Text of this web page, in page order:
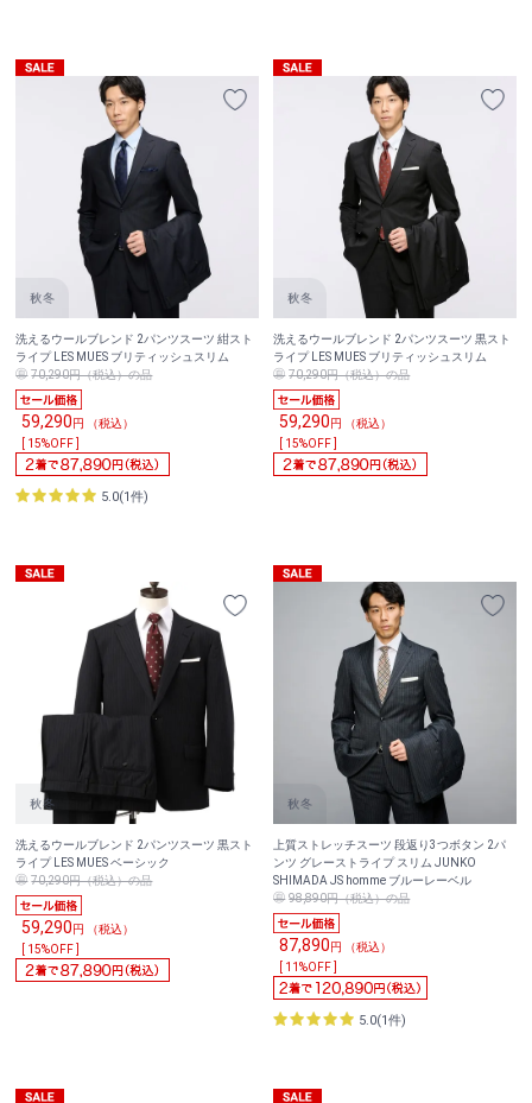
洗えるウールブレンド 2パンツスーツ 紺スト
ライプ LES MUES ブリティッシュスリム
70,290円（税込）の品
59,290円 （税込）
[ 15%OFF ]
5.0(1件)
洗えるウールブレンド 2パンツスーツ 黒スト
ライプ LES MUES ブリティッシュスリム
70,290円（税込）の品
59,290円 （税込）
[ 15%OFF ]
洗えるウールブレンド 2パンツスーツ 黒スト
ライプ LES MUES ベーシック
70,290円（税込）の品
59,290円 （税込）
[ 15%OFF ]
上質ストレッチスーツ 段返り3つボタン 2パ
ンツ グレーストライプ スリム JUNKO
SHIMADA JS homme ブルーレーベル
98,890円（税込）の品
87,890円 （税込）
[ 11%OFF ]
5.0(1件)